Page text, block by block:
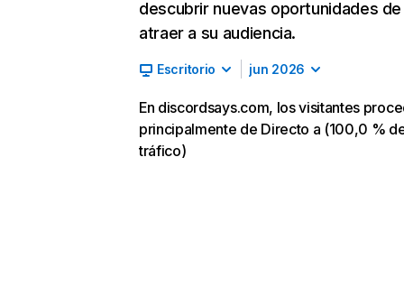
descubrir nuevas oportunidades de
atraer a su audiencia.
Escritorio jun 2026
En discordsays.com, los visitantes
principalmente de Directo a (100,0 %
tráfico)